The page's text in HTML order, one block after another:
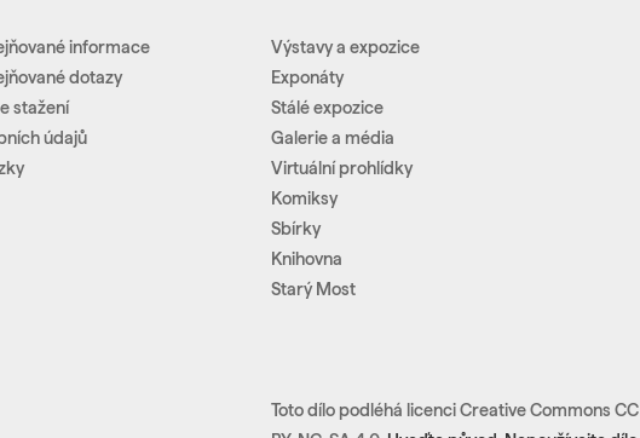
informace
dotazy
stažení
údajů
Výstavy a expozice
Exponáty
Stálé expozice
Galerie a média
Virtuální prohlídky
Komiksy
Sbírky
Knihovna
Starý Most
Toto dílo podléhá licenci Creative Commons CC